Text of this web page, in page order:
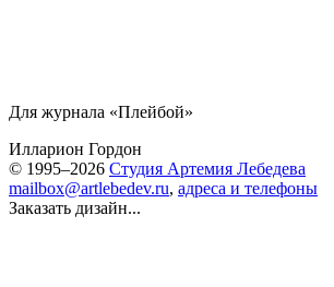
Для журнала «Плейбой»
Илларион Гордон
© 1995–2026 Студия Артемия Лебедева
mailbox@artlebedev.ru, адреса и телефоны
Заказать дизайн...